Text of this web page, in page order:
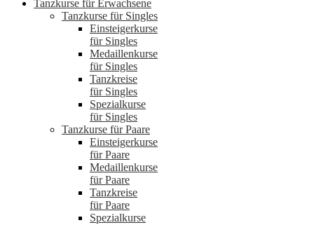
Tanzkurse für Erwachsene
Tanzkurse für Singles
Einsteigerkurse
für Singles
Medaillenkurse
für Singles
Tanzkreise
für Singles
Spezialkurse
für Singles
Tanzkurse für Paare
Einsteigerkurse
für Paare
Medaillenkurse
für Paare
Tanzkreise
für Paare
Spezialkurse